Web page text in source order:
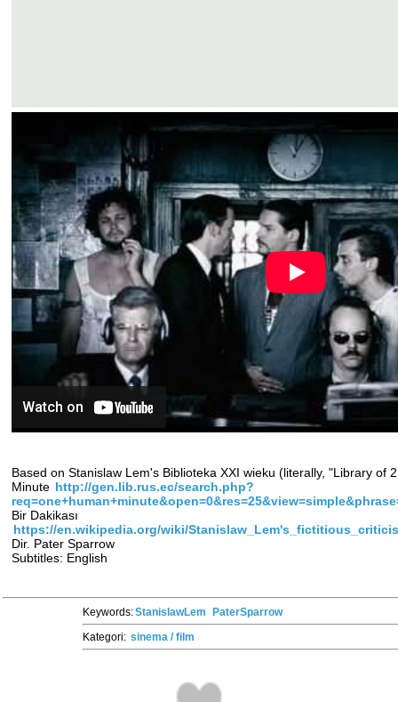
Based on Stanislaw Lem's Biblioteka XXI wieku (literally, "Library of
Minute http://gen.lib.rus.ec/search.php?
Bir Dakikası
https://en.wikipedia.org/wiki/
Dir. Pater Sparrow
Subtitles: English
Keywords:StanislawLem
PaterSparrow
Kategori: sinema / film